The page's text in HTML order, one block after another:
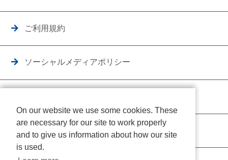
ご利用規約
ソーシャルメディアポリシー
クッキーポリシー
On our website we use some cookies. These
are necessary for our site to work properly
and to give us information about how our site
is used.